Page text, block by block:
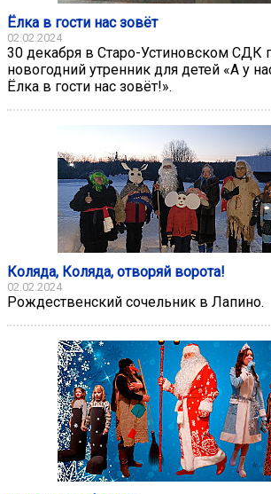
Ёлка в гости нас зовёт
02.02.2024
30 декабря в Старо-Устиновском СДК
новогодний утренник для детей «А у
Ёлка в гости нас зовёт!».
Коляда, Коляда, отворяй ворота!
02.02.2024
Рождественский сочельник в Лапино.